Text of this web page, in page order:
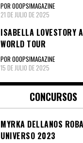
POR OOOPS!MAGAZINE
21 DE JULIO DE 2025
ISABELLA LOVESTORY
WORLD TOUR
POR OOOPS!MAGAZINE
15 DE JULIO DE 2025
CONCURSOS
MYRKA DELLANOS
UNIVERSO 2023